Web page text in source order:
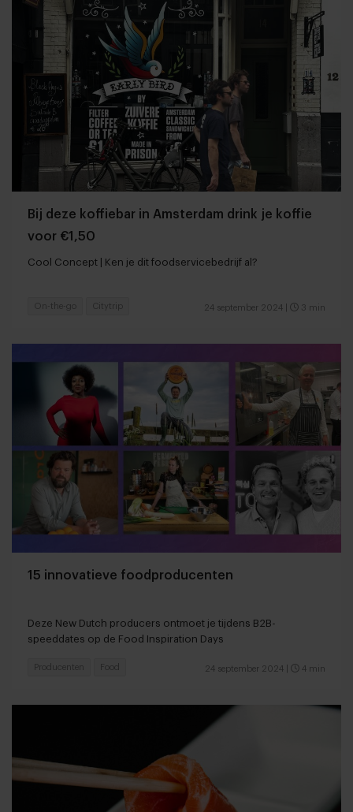
Bij deze koffiebar in Amsterdam drink je koffie
voor €1,50
Cool Concept | Ken je dit foodservicebedrijf al?
24 september 2024 3 min
On-the-go Citytrip
15 innovatieve foodproducenten
Deze New Dutch producers ontmoet je tijdens B2B-
speeddates op de Food Inspiration Days
24 september 2024 4 min
Producenten Food